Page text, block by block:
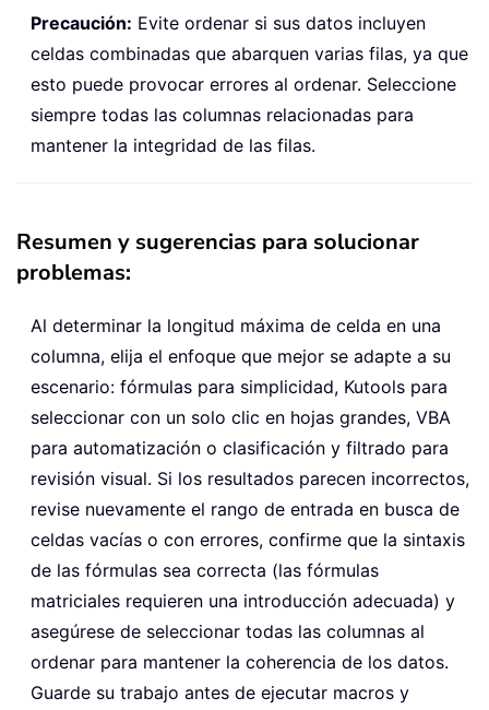
Precaución: Evite ordenar si sus datos incluyen
celdas combinadas que abarquen varias filas, ya que
esto puede provocar errores al ordenar. Seleccione
siempre todas las columnas relacionadas para
mantener la integridad de las filas.
Resumen y sugerencias para solucionar
problemas:
Al determinar la longitud máxima de celda en una
columna, elija el enfoque que mejor se adapte a su
escenario: fórmulas para simplicidad, Kutools para
seleccionar con un solo clic en hojas grandes, VBA
para automatización o clasificación y filtrado para
revisión visual. Si los resultados parecen incorrectos,
revise nuevamente el rango de entrada en busca de
celdas vacías o con errores, confirme que la sintaxis
de las fórmulas sea correcta (las fórmulas
matriciales requieren una introducción adecuada) y
asegúrese de seleccionar todas las columnas al
ordenar para mantener la coherencia de los datos.
Guarde su trabajo antes de ejecutar macros y